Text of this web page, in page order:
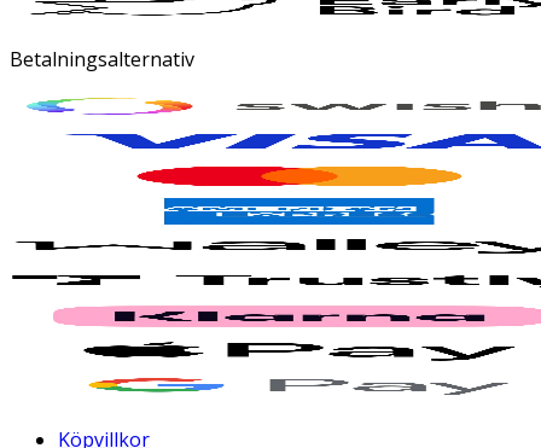
Betalningsalternativ
Köpvillkor